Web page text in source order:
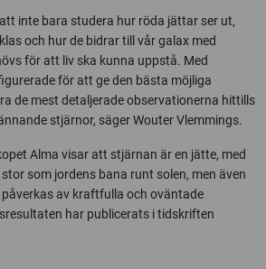
inte bara studera hur röda jättar ser ut,
och hur de bidrar till vår galax med
för att liv ska kunna uppstå. Med
för att ge den bästa möjliga
de mest detaljerade observationerna hittills
stjärnor, säger Wouter Vlemmings.
Alma visar att stjärnan är en jätte, med
som jordens bana runt solen, men även
av kraftfulla och oväntade
har publicerats i tidskriften